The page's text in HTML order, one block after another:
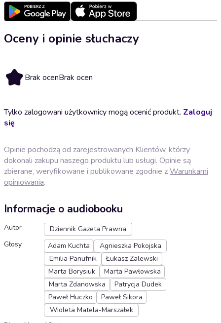
Oceny i opinie słuchaczy
Brak ocenBrak ocen
Tylko zalogowani użytkownicy mogą ocenić produkt. Zaloguj
się
Opinie pochodzą od zarejestrowanych Klientów, którzy
dokonali zakupu naszego produktu lub usługi. Opinie są
zbierane, weryfikowane i publikowane zgodnie zWarunkami
opiniowania.
Informacje o audiobooku
Autor
Dziennik Gazeta Prawna
Głosy
Adam Kuchta
Agnieszka Pokojska
Emilia Panufnik
Łukasz Zalewski
Marta Borysiuk
Marta Pawłowska
Marta Zdanowska
Patrycja Dudek
Paweł Huczko
Paweł Sikora
Wioleta Matela-Marszałek